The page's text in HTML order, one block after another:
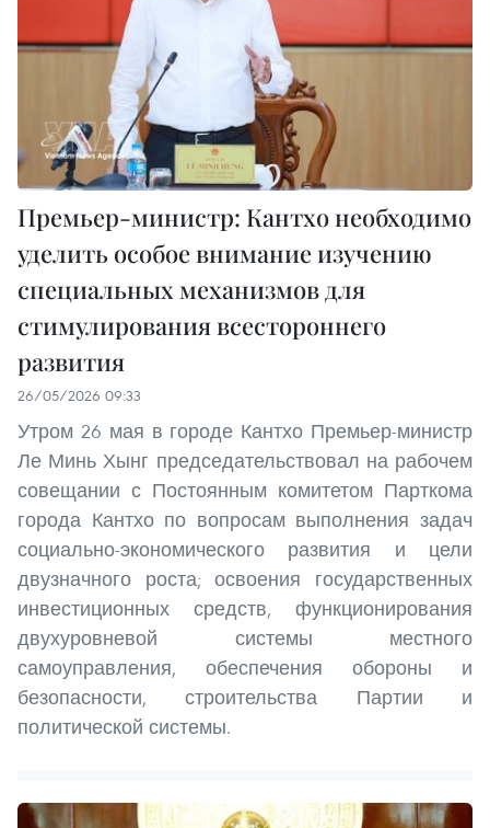
Премьер-министр: Кантхо необходимо
уделить особое внимание изучению
специальных механизмов для
стимулирования всестороннего
развития
26/05/2026 09:33
Утром 26 мая в городе Кантхо Премьер-министр
Ле Минь Хынг председательствовал на рабочем
совещании с Постоянным комитетом Парткома
города Кантхо по вопросам выполнения задач
социально-экономического развития и цели
двузначного роста; освоения государственных
инвестиционных средств, функционирования
двухуровневой системы местного
самоуправления, обеспечения обороны и
безопасности, строительства Партии и
политической системы.